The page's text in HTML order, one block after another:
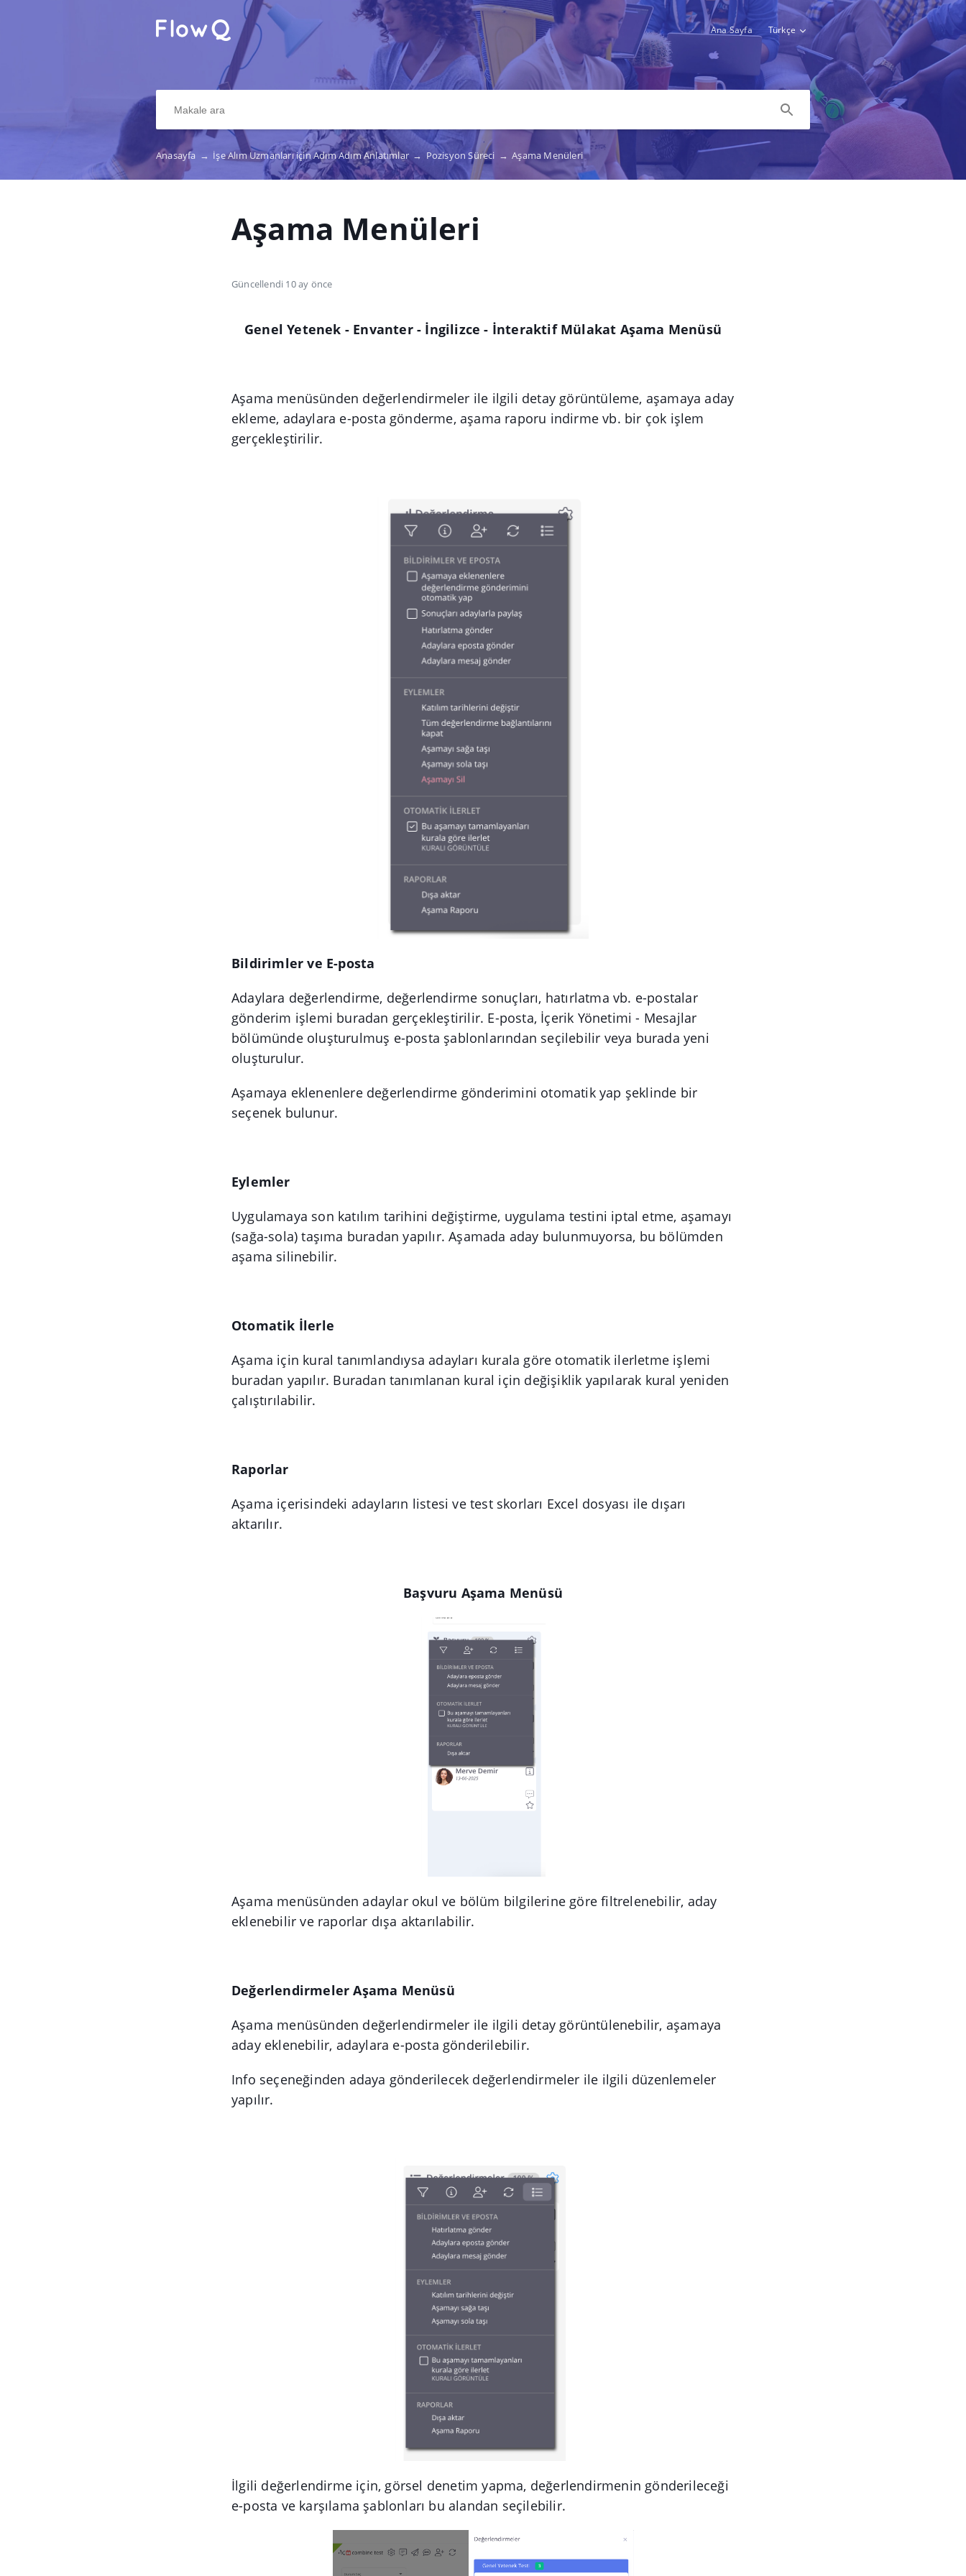
Ana Sayfa Türkçe
Anasayfa → İşe Alım Uzmanları için Adım Adım Anlatımlar → Pozisyon Süreci → Aşama Menüleri
Aşama Menüleri
Güncellendi 10 ay önce
Genel Yetenek - Envanter - İngilizce - İnteraktif Mülakat Aşama Menüsü
Aşama menüsünden değerlendirmeler ile ilgili detay görüntüleme, aşamaya aday
ekleme, adaylara e-posta gönderme, aşama raporu indirme vb. bir çok işlem
gerçekleştirilir.
Bildirimler ve E-posta
Adaylara değerlendirme, değerlendirme sonuçları, hatırlatma vb. e-postalar
gönderim işlemi buradan gerçekleştirilir. E-posta, İçerik Yönetimi - Mesajlar
bölümünde oluşturulmuş e-posta şablonlarından seçilebilir veya burada yeni
oluşturulur.
Aşamaya eklenenlere değerlendirme gönderimini otomatik yap şeklinde bir
seçenek bulunur.
Eylemler
Uygulamaya son katılım tarihini değiştirme, uygulama testini iptal etme, aşamayı
(sağa-sola) taşıma buradan yapılır. Aşamada aday bulunmuyorsa, bu bölümden
aşama silinebilir.
Otomatik İlerle
Aşama için kural tanımlandıysa adayları kurala göre otomatik ilerletme işlemi
buradan yapılır. Buradan tanımlanan kural için değişiklik yapılarak kural yeniden
çalıştırılabilir.
Raporlar
Aşama içerisindeki adayların listesi ve test skorları Excel dosyası ile dışarı
aktarılır.
Başvuru Aşama Menüsü
Aşama menüsünden adaylar okul ve bölüm bilgilerine göre filtrelenebilir, aday
eklenebilir ve raporlar dışa aktarılabilir.
Değerlendirmeler Aşama Menüsü
Aşama menüsünden değerlendirmeler ile ilgili detay görüntülenebilir, aşamaya
aday eklenebilir, adaylara e-posta gönderilebilir.
Info seçeneğinden adaya gönderilecek değerlendirmeler ile ilgili düzenlemeler
yapılır.
İlgili değerlendirme için, görsel denetim yapma, değerlendirmenin gönderileceği
e-posta ve karşılama şablonları bu alandan seçilebilir.